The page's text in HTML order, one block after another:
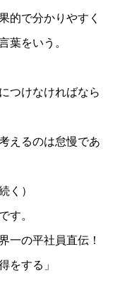
的で分かりやすく
葉をいう。
つけなければなら
えるのは怠慢であ
す。
一の平社員直伝！
をする」